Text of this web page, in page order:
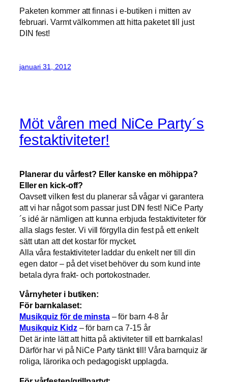
Paketen kommer att finnas i e-butiken i mitten av
februari. Varmt välkommen att hitta paketet till just
DIN fest!
januari 31, 2012
Möt våren med NiCe Party´s
festaktiviteter!
Planerar du vårfest? Eller kanske en möhippa?
Eller en kick-off?
Oavsett vilken fest du planerar så vågar vi garantera
att vi har något som passar just DIN fest! NiCe Party
´s idé är nämligen att kunna erbjuda festaktiviteter för
alla slags fester. Vi vill förgylla din fest på ett enkelt
sätt utan att det kostar för mycket.
Alla våra festaktiviteter laddar du enkelt ner till din
egen dator – på det viset behöver du som kund inte
betala dyra frakt- och portokostnader.
Vårnyheter i butiken:
För barnkalaset:
Musikquiz för de minsta – för barn 4-8 år
Musikquiz Kidz– för barn ca 7-15 år
Det är inte lätt att hitta på aktiviteter till ett barnkalas!
Därför har vi på NiCe Party tänkt till! Våra barnquiz är
roliga, lärorika och pedagogiskt upplagda.